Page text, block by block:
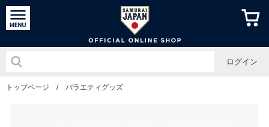
侍ジャパ
ログイン
トップページ / バラエティグッズ